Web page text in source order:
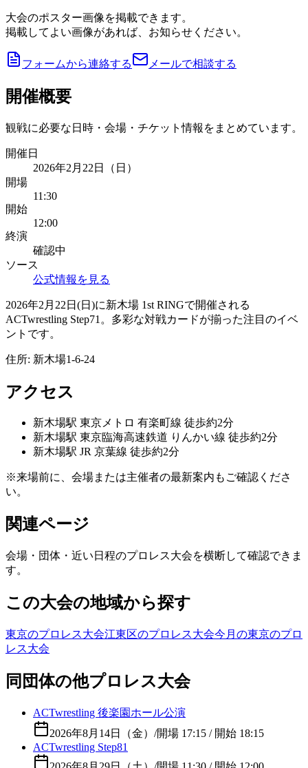
大会のポスター画像を掲載できます。
掲載してよい画像があれば、お知らせください。
フォームから連絡する メールで相談する
開催概要
観戦に必要な日時・会場・チケット情報をまとめています。
開催日
2026年2月22日（日）
開場
11:30
開始
12:00
終演
確認中
ソース
公式情報を見る
2026年2月22日(日)に新木場 1st RINGで開催される
ACTwrestling Step71。多彩な対戦カードが揃った注目のイベ
ントです。
住所: 新木場1-6-24
アクセス
新木場駅 東京メトロ 有楽町線 徒歩約2分
新木場駅 東京臨海高速鉄道 りんかい線 徒歩約2分
新木場駅 JR 京葉線 徒歩約2分
※来場前に、会場または主催者の最新案内もご確認くださ
い。
関連ページ
会場・団体・近い日程のプロレス大会を横断して確認できま
す。
この大会の地域から探す
東京のプロレス大会江東区のプロレス大会今月の東京のプロ
レス大会
同団体の他プロレス大会
ACTwrestling 後楽園ホール公演
2026年8月14日（金） /開場 17:15 / 開始 18:15
ACTwrestling Step81